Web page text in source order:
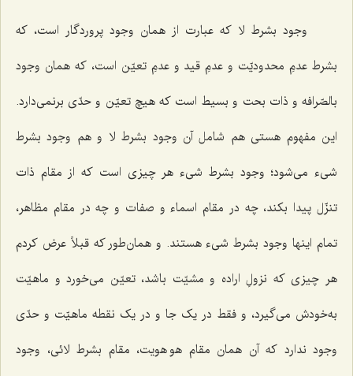
وجود بشرط لا که عبارت از همان وجود پروردگار است، که
بشرط عدمِ محدودیّت و عدمِ قید و عدمِ تعیّن است، که همان وجود
بالصّرافه و ذات بحت و بسیط است که هیچ تعیّن و حدّی برنمی‌دارد.
این مفهوم هستی هم شامل آن وجود بشرط لا و هم وجود بشرط
شیء می‌شود؛ وجود بشرط شیء هر چیزی است که از مقام ذات
تنزّل پیدا بکند، چه در مقام اسماء و صفات و چه در مقام مظاهر،
تمام اینها وجود بشرط شیء هستند. و همان‌طور که قبلاً عرض کردم
هر چیزی که نزولِ اراده و مشیّت باشد، تعیّن می‌خورد و ماهیّت
به‌خودش می‌گیرد، و فقط در یک جا و در یک نقطه ماهیّت و حدّی
وجود ندارد که آن همان مقام هو هویت، مقام بشرط لائی، وجود